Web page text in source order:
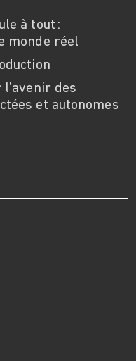
à tout :
monde réel
l’avenir des
et autonomes